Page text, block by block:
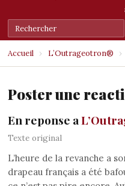
Accueil › L’Outrageotron® ›
Poster une
En reponse a
Texte original
L’heure de la revanche a
drapeau français a été